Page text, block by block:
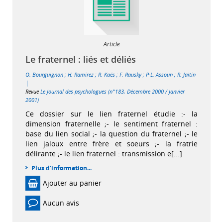
Article
Le fraternel : liés et déliés
O. Bourguignon ; H. Ramirez ; R. Kaës ; F. Rausky; P-L. Assoun ; R. Jaitin
|
Revue Le Journal des psychologues (n°183, Décembre 2000 / Janvier
2001)
Ce dossier sur le lien fraternel étudie :- la
dimension fraternelle ;- le sentiment fraternel :
base du lien social ;- la question du fraternel ;- le
lien jaloux entre frère et soeurs ;- la fratrie
délirante ;- le lien fraternel : transmission e[...]
Plus d'information...
Ajouter au panier
Aucun avis